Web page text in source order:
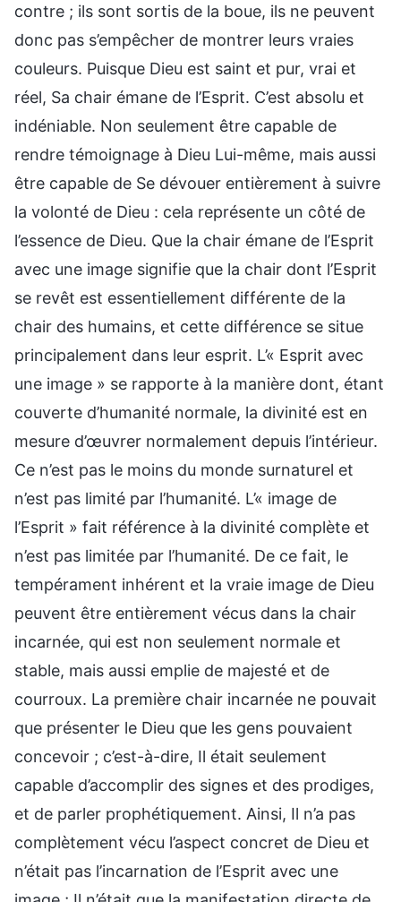
contre ; ils sont sortis de la boue, ils ne peuvent
donc pas s’empêcher de montrer leurs vraies
couleurs. Puisque Dieu est saint et pur, vrai et
réel, Sa chair émane de l’Esprit. C’est absolu et
indéniable. Non seulement être capable de
rendre témoignage à Dieu Lui-même, mais aussi
être capable de Se dévouer entièrement à suivre
la volonté de Dieu : cela représente un côté de
l’essence de Dieu. Que la chair émane de l’Esprit
avec une image signifie que la chair dont l’Esprit
se revêt est essentiellement différente de la
chair des humains, et cette différence se situe
principalement dans leur esprit. L’« Esprit avec
une image » se rapporte à la manière dont, étant
couverte d’humanité normale, la divinité est en
mesure d’œuvrer normalement depuis l’intérieur.
Ce n’est pas le moins du monde surnaturel et
n’est pas limité par l’humanité. L’« image de
l’Esprit » fait référence à la divinité complète et
n’est pas limitée par l’humanité. De ce fait, le
tempérament inhérent et la vraie image de Dieu
peuvent être entièrement vécus dans la chair
incarnée, qui est non seulement normale et
stable, mais aussi emplie de majesté et de
courroux. La première chair incarnée ne pouvait
que présenter le Dieu que les gens pouvaient
concevoir ; c’est-à-dire, Il était seulement
capable d’accomplir des signes et des prodiges,
et de parler prophétiquement. Ainsi, Il n’a pas
complètement vécu l’aspect concret de Dieu et
n’était pas l’incarnation de l’Esprit avec une